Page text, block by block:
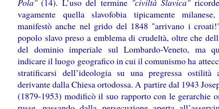
Pola"(14). L’uso del termine "civiltà Slavica"
vagamente quella slavofobia tipicamente
manifestò anche nel grido del 1848 "arrivano i
popolo slavo preso a emblema di crudeltà, oltre che
del dominio imperiale sul Lombardo-Veneto, ma
indicare il luogo geografico in cui il comunismo ha
stratificarsi dell’ideologia su una pregressa ostilità
derivante dalla Chiesa ortodossa. A partire dal 1943
(1879-1953) modificò il suo rapporto con le gerarchie